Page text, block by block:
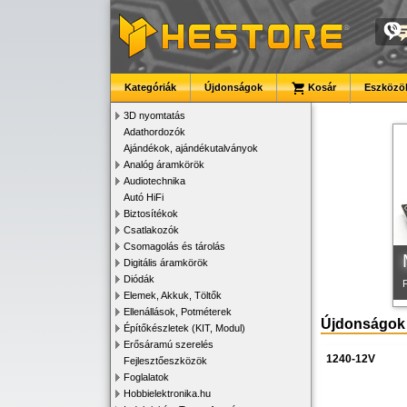
Kategóriák Újdonságok Kosár
3D nyomtatás
Adathordozók
Ajándékok, ajándékutalványok
Analóg áramkörök
Audiotechnika
Autó HiFi
Biztosítékok
Csatlakozók
Csomagolás és tárolás
Digitális áramkörök
Diódák
Elemek, Akkuk, Töltők
Ellenállások, Potméterek
Építőkészletek (KIT, Modul)
Erősáramú szerelés
Fejlesztőeszközök
Foglalatok
Hobbielektronika.hu
Újdonságok
1240-12V